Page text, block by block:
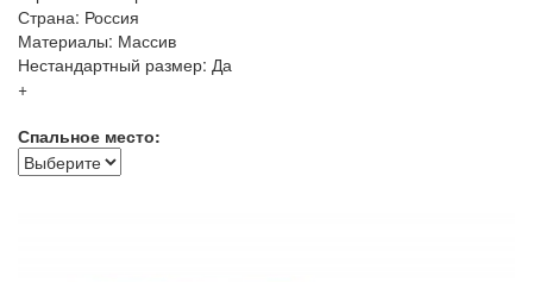
Страна: Россия
Материалы: Массив
Нестандартный размер: Да
+
Спальное место: